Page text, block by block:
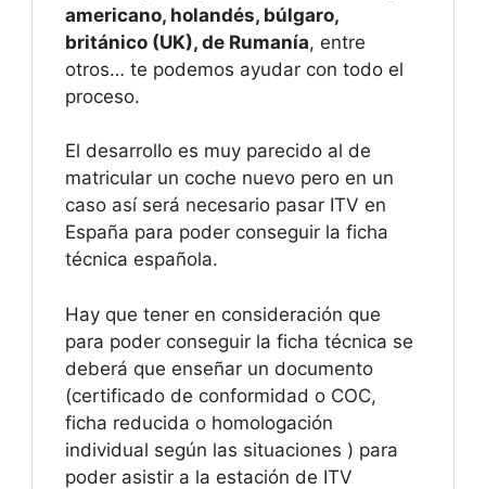
americano, holandés, búlgaro,
británico (UK), de Rumanía, entre
otros… te podemos ayudar con todo el
proceso.
El desarrollo es muy parecido al de
matricular un coche nuevo pero en un
caso así será necesario pasar ITV en
España para poder conseguir la ficha
técnica española.
Hay que tener en consideración que
para poder conseguir la ficha técnica se
deberá que enseñar un documento
(certificado de conformidad o COC,
ficha reducida o homologación
individual según las situaciones ) para
poder asistir a la estación de ITV